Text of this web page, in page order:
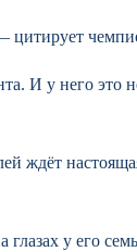
— цитирует
И у него это
ждёт
у его